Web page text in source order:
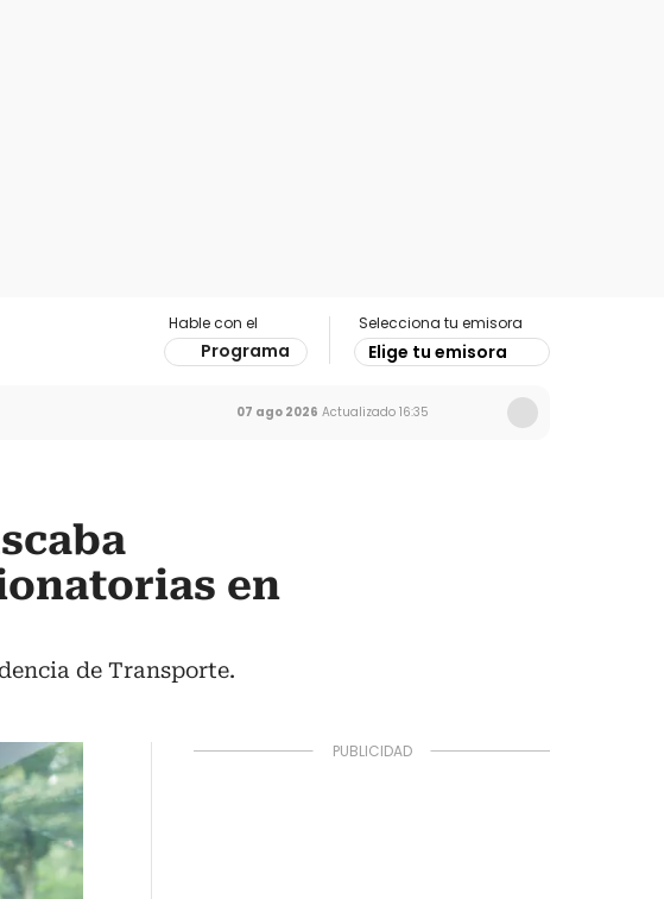
Hable con el
Programa
Selecciona tu emisora
Elige tu emisora
07 ago 2026 Actualizado 16:35
en
de Transporte.